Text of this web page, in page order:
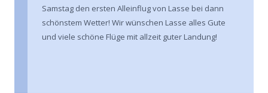
Samstag den ersten Alleinflug von Lasse bei dann
schönstem Wetter! Wir wünschen Lasse alles Gute
und viele schöne Flüge mit allzeit guter Landung!